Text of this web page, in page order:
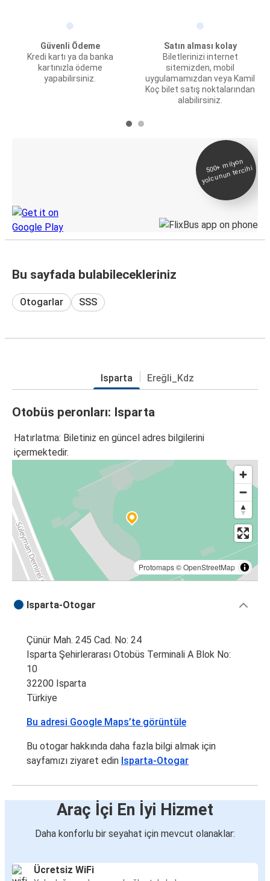
Güvenli Ödeme
Kredi kartı ya da banka
kartınızla ödeme
yapabilirsiniz.
Satın alması kolay
Biletlerinizi internet
sitemizden, mobil
uygulamamızdan veya Kamil
Koç bilet satış noktalarından
alabilirsiniz.
500+
milyon
yolcunun tercihi
Bu sayfada bulabilecekleriniz
Otogarlar SSS
Isparta Ereğli_Kdz
Otobüs peronları: Isparta
Hatırlatma: Biletiniz en güncel adres bilgilerini
içermektedir.
Protomaps©OpenStreetMap
Isparta-Otogar
Çünür Mah. 245 Cad. No: 24
Isparta Şehirlerarası Otobüs Terminali A Blok No:
10
32200 Isparta
Türkiye
Bu adresi Google Maps’te görüntüle
Bu otogar hakkında daha fazla bilgi almak için
sayfamızı ziyaret edin Isparta-Otogar
Araç İçi En İyi Hizmet
Daha konforlu bir seyahat için mevcut olanaklar:
Ücretsiz WiFi